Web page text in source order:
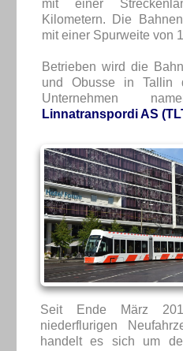
mit einer
Kilometern. Die
mit einer Spurweite von
Betrieben wird die
und Obusse in Tallin
Unternehmen
Linnatranspordi AS
Seit Ende März
niederflurigen
handelt es sich um